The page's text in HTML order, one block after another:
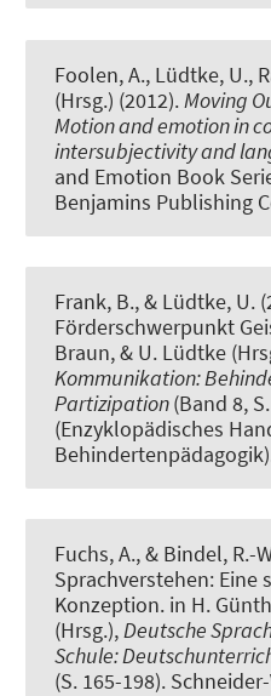
Foolen, A., Lüdtke, U.,
(Hrsg.) (2012). Moving
Motion and emotion in
intersubjectivity and
and Emotion Book
Benjamins Publishing
Frank, B., & Lüdtke, U.
Förderschwerpunkt
Braun, & U. Lüdtke
Kommunikation:
Partizipation(Band 8,
(Enzyklopädisches
Fuchs, A., & Bindel, R.-
Sprachverstehen: Eine
Konzeption. in H.
(Hrsg.),Deutsche
Schule:
(S. 165-198).